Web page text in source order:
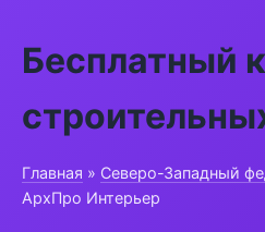
Бесплатный
Главная » Северо-Западный
АрхПро Интерьер